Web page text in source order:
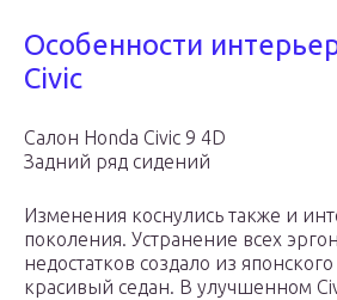
Особенности
Civic
Салон Honda Civic 9 4D
Задний ряд сидений
Изменения коснулись также и
поколения. Устранение всех
недостатков создало из
красивый седан. В улучшенном